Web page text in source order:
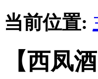
当前位置:
【西凤